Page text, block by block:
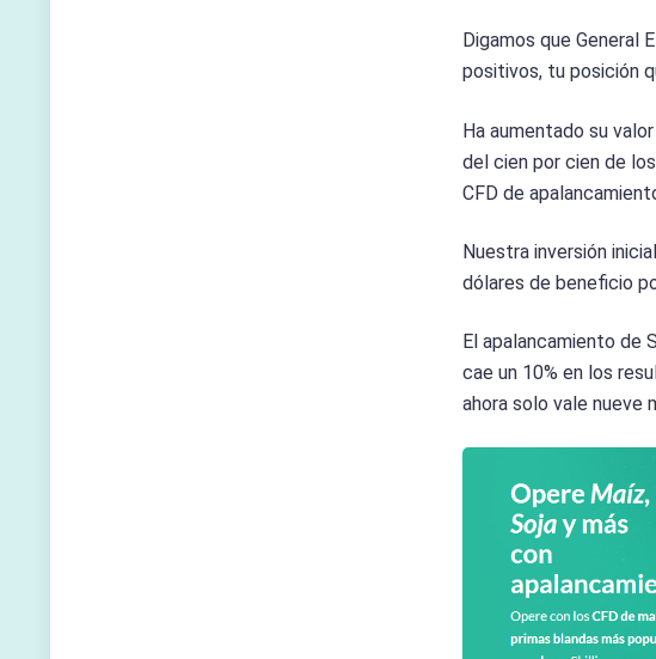
Digamos que General
positivos, tu posición
Ha aumentado su
del cien por cien de
CFD de
Nuestra inversión
dólares de beneficio
El apalancamiento de
cae un 10% en los
ahora solo vale nueve